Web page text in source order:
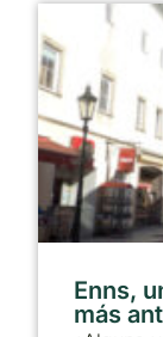
Enns,
más